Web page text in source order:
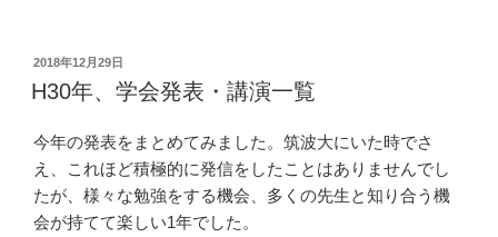
グ
に
し
て”
の
投
稿
日:
2018年12月29日
H30年、学会発表・講演一覧
今年の発表をまとめてみました。筑波大にいた時でさ
え、これほど積極的に発信をしたことはありませんでし
たが、様々な勉強をする機会、多くの先生と知り合う機
会が持てて楽しい1年でした。